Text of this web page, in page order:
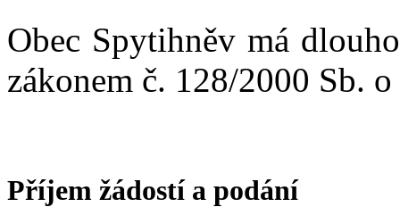
Obec Spytihněv má
zákonem č. 128/2000 Sb.
Příjem žádostí a podání